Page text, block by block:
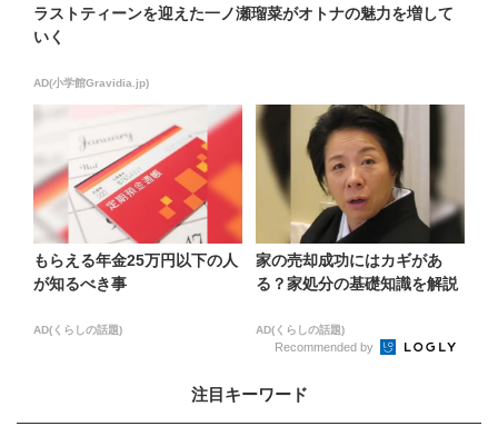
ラストティーンを迎えた一ノ瀬瑠菜がオトナの魅力を増して
いく
AD(小学館Gravidia.jp)
もらえる年金25万円以下の人
が知るべき事
AD(くらしの話題)
家の売却成功にはカギがあ
る？家処分の基礎知識を解説
AD(くらしの話題)
Recommended by
注目キーワード